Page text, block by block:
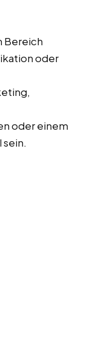
Bereich
oder
oder einem
sein.